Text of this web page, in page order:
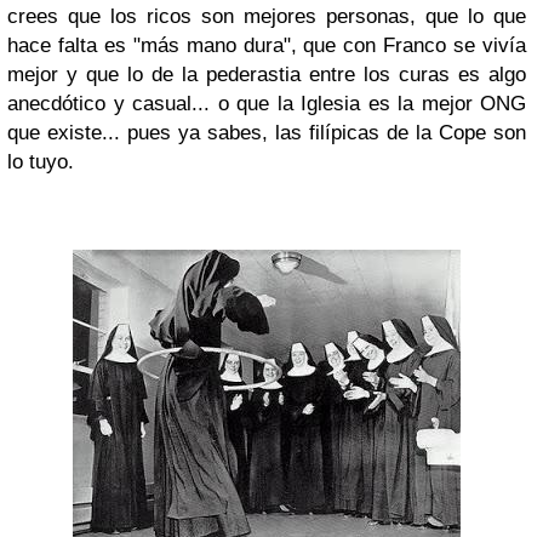
crees que los ricos son mejores personas, que lo que
hace falta es "más mano dura", que con Franco se vivía
mejor y que lo de la pederastia entre los curas es algo
anecdótico y casual... o que la Iglesia es la mejor ONG
que existe... pues ya sabes, las filípicas de la Cope son
lo tuyo.